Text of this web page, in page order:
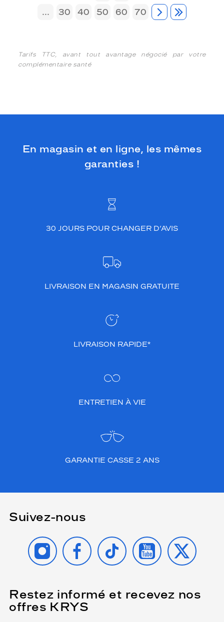
...
30 40 50 60 70
Tarifs TTC, avant tout avantage négocié par votre
complémentaire santé
En magasin et en ligne, les mêmes
garanties !
30 JOURS POUR CHANGER D’AVIS
LIVRAISON EN MAGASIN GRATUITE
LIVRAISON RAPIDE*
ENTRETIEN À VIE
GARANTIE CASSE 2 ANS
Suivez-nous
INSTAGRAMFACEBOOK
TIKTOK YOUTUBE
X
Restez informé et recevez nos
offres KRYS
Name
(Ce
champ
est
obligatoire)